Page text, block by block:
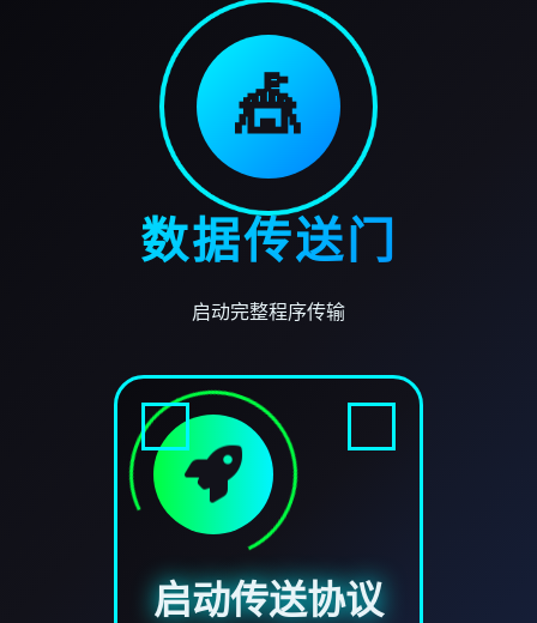
🎪
数据传送门
启动完整程序传输
启动传送协议